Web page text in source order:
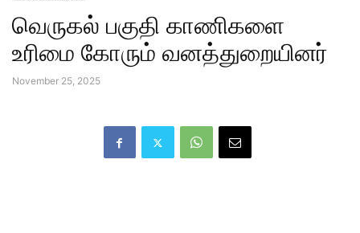
வெருகல் பகுதி காணிகளை
உரிமை கோரும் வனத்துறையினர்
November 25, 2025